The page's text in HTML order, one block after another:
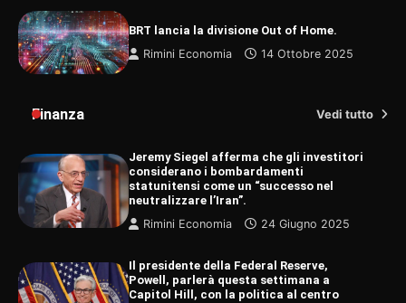
BRT lancia la divisione Out of Home.
Rimini Economia
14 Ottobre 2025
Finanza Vedi tutto
Jeremy Siegel afferma che gli investitori
considerano i bombardamenti
statunitensi come un “successo nel
neutralizzare l’Iran”.
Rimini Economia
24 Giugno 2025
Il presidente della Federal Reserve,
Powell, parlerà questa settimana a
Capitol Hill, con la politica al centro